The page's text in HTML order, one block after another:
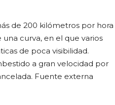
de 200 kilómetros por hora
curva, en el que varios
de poca visibilidad.
a gran velocidad por
Fuente externa